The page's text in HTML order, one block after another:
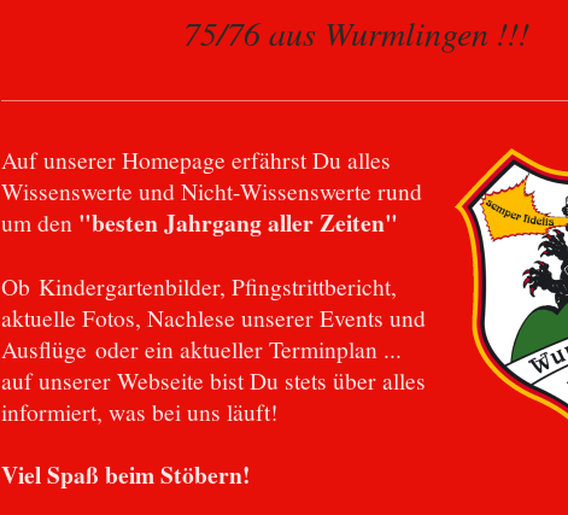
75/76 aus Wurmlingen !!!
Auf unserer Homepage erfährst Du alles
Wissenswerte und Nicht-Wissenswerte rund
um den "besten Jahrgang aller Zeiten"
Ob Kindergartenbilder, Pfingstrittbericht,
aktuelle Fotos, Nachlese unserer Events und
Ausflüge oder ein aktueller Terminplan ...
auf unserer Webseite bist Du stets über alles
informiert, was bei uns läuft!
Viel Spaß beim Stöbern!